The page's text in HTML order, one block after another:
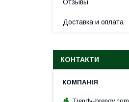
Отзывы
Доставка и оплата
КОНТАКТИ